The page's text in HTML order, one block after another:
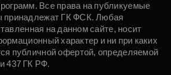
Все права на публикуемые
принадлежат ГК ФСК. Любая
на данном сайте, носит
характер и ни при каких
публичной офертой, определяемой
437 ГК РФ.